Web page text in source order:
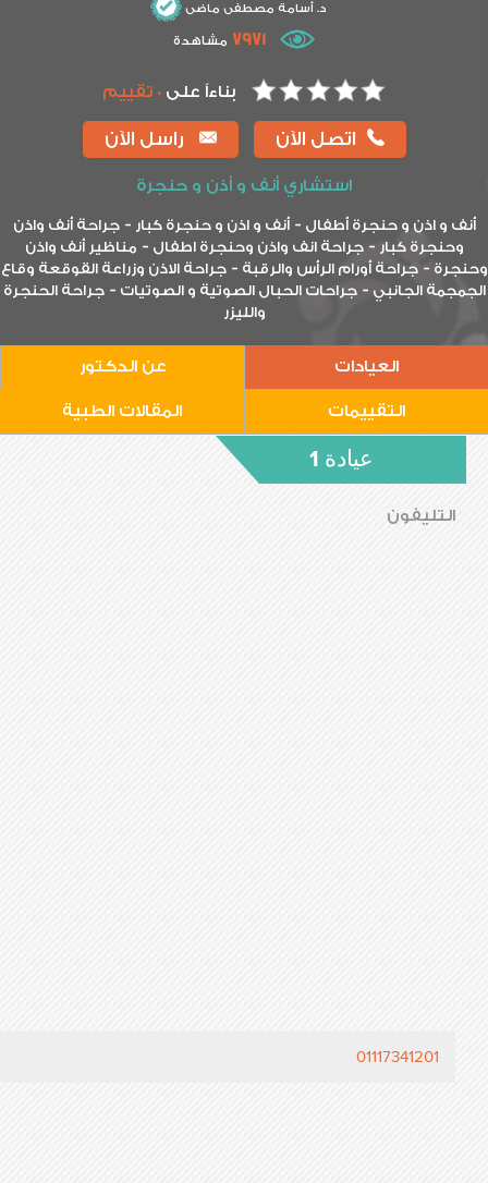
د. أسامة مصطفى ماضى
7971 مشاهدة
بناءاً على 0 تقييم
اتصل الآن راسل الآن
استشاري أنف و أذن و حنجرة
أنف و اذن و حنجرة أطفال -أنف و اذن و حنجرة كبار-جراحة أنف واذن
وحنجرة كبار-جراحة انف واذن وحنجرة اطفال -مناظير أنف واذن
-جراحة أورام الرأس والرقبة-جراحة الاذن وزراعة القوقعة وقاع
الجانبي -جراحات الحبال الصوتية و الصوتيات-جراحة الحنجرة
والليزر
العيادات عن الدكتور
التقييمات المقالات الطبية
عيادة 1
التليفون
01117341201